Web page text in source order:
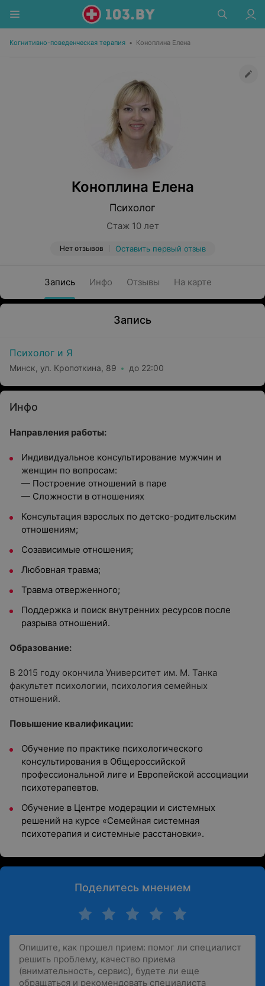
Когнитивно-поведенческая терапия • Коноплина Елена
Коноплина Елена
Психолог
Стаж 10 лет
Нет отзывов Оставить первый отзыв
Запись Инфо Отзывы На карте
Запись
Психолог и Я
Минск, ул. Кропоткина, 89 до 22:00
Инфо
Направления работы:
Индивидуальное консультирование мужчин и
женщин по вопросам:
— Построение отношений в паре
— Сложности в отношениях
Консультация взрослых по детско-родительским
отношениям;
Созависимые отношения;
Любовная травма;
Травма отверженного;
Поддержка и поиск внутренних ресурсов после
разрыва отношений.
Образование:
В 2015 году окончила Университет им. М. Танка
факультет психологии, психология семейных
отношений.
Повышение квалификации:
Обучение по практике психологического
консультирования в Общероссийской
профессиональной лиге и Европейской ассоциации
психотерапевтов.
Обучение в Центре модерации и системных
решений на курсе «Семейная системная
психотерапия и системные расстановки».
Поделитесь мнением